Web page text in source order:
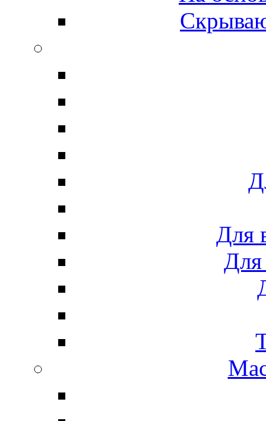
Для
Для